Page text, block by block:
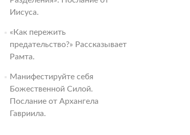
Иисуса.
«Как пережить
предательство?» Рассказывает
Рамта.
Манифестируйте себя
Божественной Силой.
Послание от Архангела
Гавриила.